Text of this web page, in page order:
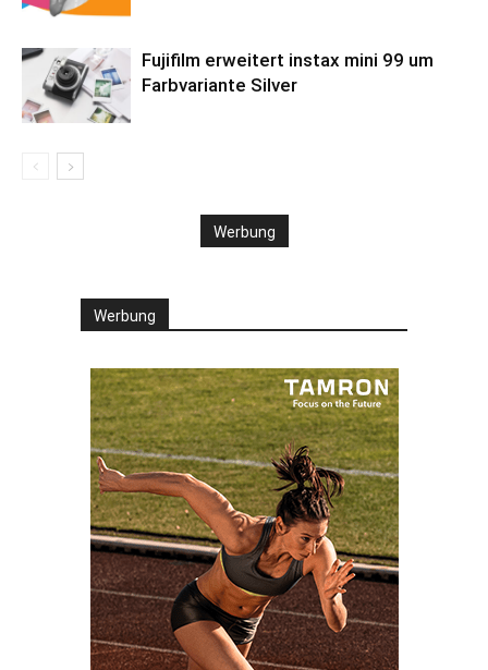
Fujifilm erweitert instax mini 99 um
Farbvariante Silver
Werbung
Werbung